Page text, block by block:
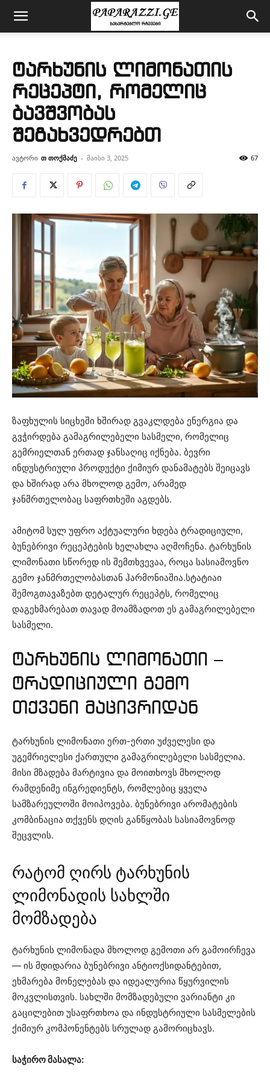
ტარხუნის ლიმონათის
რეცეპტი, რომელიც
ბავშვობას
შეგახვედრებთ
ავტორი თ თოქმაძე - მაისი 3, 2025 67
ზაფხულის სიცხეში ხშირად გვაკლდება ენერგია და
გვჭირდება გამაგრილებელი სასმელი, რომელიც
გემრიელთან ერთად ჯანსაღიც იქნება. ბევრი
ინდუსტრიული პროდუქტი ქიმიურ დანამატებს შეიცავს
და ხშირად არა მხოლოდ გემო, არამედ
ჯანმრთელობაც საფრთხეში აგდებს.
ამიტომ სულ უფრო აქტუალური ხდება ტრადიციული,
ბუნებრივი რეცეპტების ხელახლა აღმოჩენა. ტარხუნის
ლიმონათი სწორედ ის შემთხვევაა, როცა სასიამოვნო
გემო ჯანმრთელობასთან ჰარმონიაშია.სტატიაი
შემოგთავაზებთ დეტალურ რეცეპტს, რომელიც
დაგეხმარებათ თავად მოამზადოთ ეს გამაგრილებელი
სასმელი.
ტარხუნის ლიმონათი –
ტრადიციული გემო
თქვენი მაცივრიდან
ტარხუნის ლიმონათი ერთ-ერთი უძველესი და
უგემრიელესი ქართული გამაგრილებელი სასმელია.
მისი მზადება მარტივია და მოითხოვს მხოლოდ
რამდენიმე ინგრედიენტს, რომლებიც ყველა
სამზარეულოში მოიპოვება. ბუნებრივი არომატების
კომბინაცია თქვენს დღის განწყობას სასიამოვნოდ
შეცვლის.
რატომ ღირს ტარხუნის
ლიმონადის სახლში
მომზადება
ტარხუნის ლიმონადა მხოლოდ გემოთი არ გამოირჩევა
— ის მდიდარია ბუნებრივი ანტიოქსიდანტებით,
ეხმარება მონელებას და იდეალურია წყურვილის
მოკვლისთვის. სახლში მომზადებული ვარიანტი კი
გაცილებით უსაფრთხოა და ინდუსტრიული სასმელების
ქიმიურ კომპონენტებს სრულად გამორიცხავს.
საჭირო მასალა: